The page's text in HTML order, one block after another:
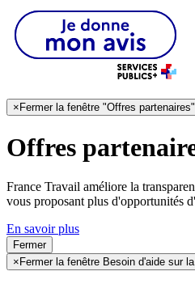
×Fermer la fenêtre "Offres partenaires"
Offres
France Travail améliore la
vous proposant plus d'opportunités
En savoir plus
Fermer
× Fermer la fenêtre Besoin d'aide sur